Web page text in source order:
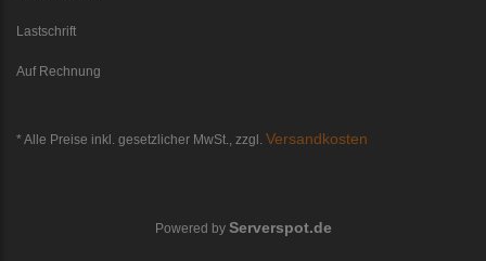
Lastschrift
Auf Rechnung
* Alle Preise inkl. gesetzlicher MwSt., zzgl. Versandkosten
Powered by Serverspot.de